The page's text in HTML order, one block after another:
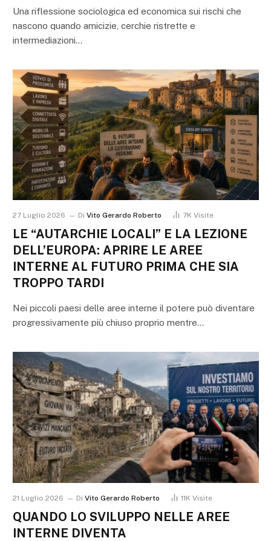
Una riflessione sociologica ed economica sui rischi che
nascono quando amicizie, cerchie ristrette e
intermediazioni…
27 Luglio 2026 Di Vito Gerardo Roberto 7K Visite
LE “AUTARCHIE LOCALI” E LA LEZIONE
DELL’EUROPA: APRIRE LE AREE
INTERNE AL FUTURO PRIMA CHE SIA
TROPPO TARDI
Nei piccoli paesi delle aree interne il potere può diventare
progressivamente più chiuso proprio mentre…
21 Luglio 2026 Di Vito Gerardo Roberto 11K Visite
QUANDO LO SVILUPPO NELLE AREE
INTERNE DIVENTA